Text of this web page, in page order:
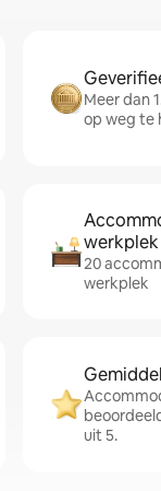
Meer dan
op weg te
werkplek
20
werkplek
uit 5.